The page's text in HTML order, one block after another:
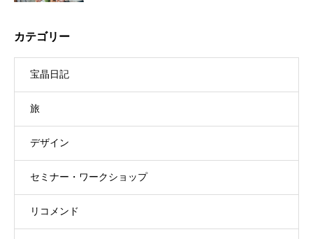
カテゴリー
宝晶日記
旅
デザイン
セミナー・ワークショップ
リコメンド